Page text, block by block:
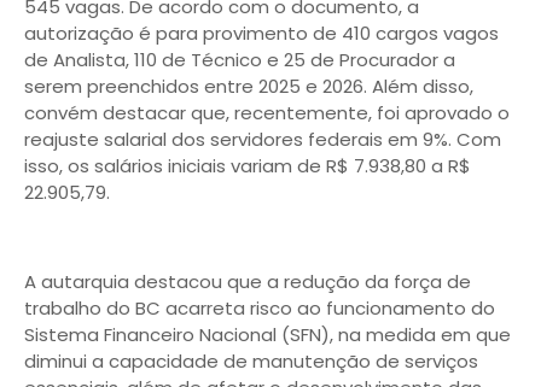
545 vagas. De acordo com o documento, a
autorização é para provimento de 410 cargos vagos
de Analista, 110 de Técnico e 25 de Procurador a
serem preenchidos entre 2025 e 2026. Além disso,
convém destacar que, recentemente, foi aprovado o
reajuste salarial dos servidores federais em 9%. Com
isso, os salários iniciais variam de R$ 7.938,80 a R$
22.905,79.
A autarquia destacou que a redução da força de
trabalho do BC acarreta risco ao funcionamento do
Sistema Financeiro Nacional (SFN), na medida em que
diminui a capacidade de manutenção de serviços